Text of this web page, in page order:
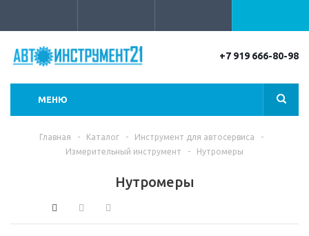
+7 919 666-80-98
МЕНЮ
Главная - Каталог - Инструмент для автосервиса
-
Измерительный инструмент
- Нутромеры
Нутромеры